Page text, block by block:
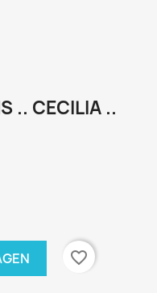
.. CECILIA ..
favorite_border